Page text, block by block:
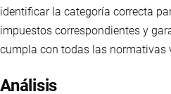
identificar la categoría correcta
impuestos correspondientes y
cumpla con todas las normativas
Análisis